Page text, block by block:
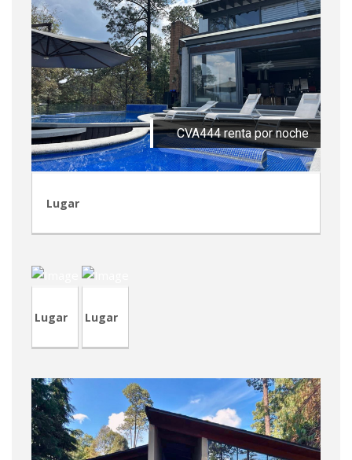
CVA444 renta por noche
Lugar
Lugar Lugar